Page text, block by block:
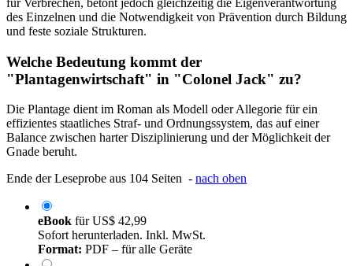
des Einzelnen und die Notwendigkeit von Prävention durch Bildung
und feste soziale Strukturen.
Welche Bedeutung kommt der
"Plantagenwirtschaft" in "Colonel Jack" zu?
Die Plantage dient im Roman als Modell oder Allegorie für ein
effizientes staatliches Straf- und Ordnungssystem, das auf einer
Balance zwischen harter Disziplinierung und der Möglichkeit der
Gnade beruht.
Ende der Leseprobe aus 104 Seiten - nach oben
eBook fürUS$ 42,99
Sofort herunterladen. Inkl. MwSt.
Format: PDF – für alle Geräte